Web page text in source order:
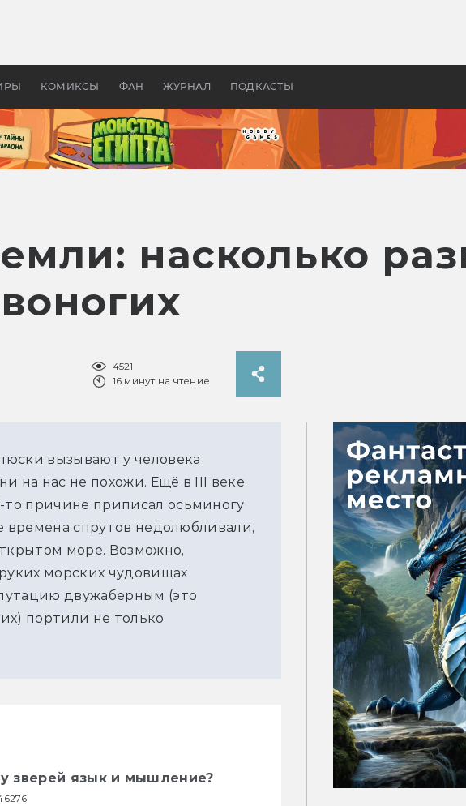
КОМИКСЫ ФАН ЖУРНАЛ ПОДКАСТЫ
России —
бы «Властелина колец»
робот-
насколько
4521
16 минут на чтение
вызывают у человека
на нас не похожи. Ещё в III веке
причине приписал осьминогу
времена спрутов недолюбливали,
море. Возможно,
морских чудовищах
двужаберным (это
портили не только
зверей язык и мышление?